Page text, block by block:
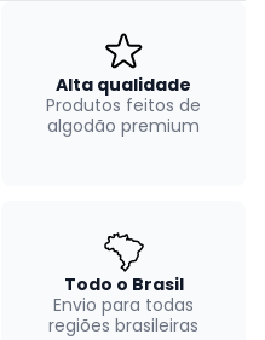
Alta qualidade
Produtos feitos de
algodão premium
Todo o Brasil
Envio para todas
regiões brasileiras